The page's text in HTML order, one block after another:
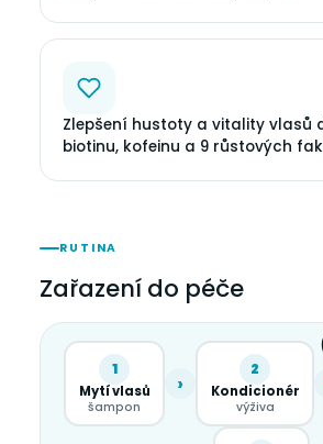
Zlepšení hustoty a vitality vlasů
biotinu, kofeinu a 9 růstových
RUTINA
Zařazení do péče
1
Mytí vlasů
šampon
›
2
Kondicionér
výživa